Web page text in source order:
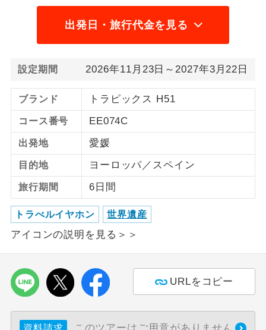
出発日・旅行代金を見る
設定期間 2026年11月23日～2027年3月22日
ブランド トラピックス H51
コース番号 EE074C
出発地 愛媛
目的地 ヨーロッパ／スペイン
旅行期間 6日間
トラべルイヤホン 世界遺産
アイコンの説明を見る＞＞
URLをコピー
コースです。
ご夫婦限定でご参加いただけるコースで
す。
女性限定
女性限定でご参加いただけるコースで
年齢制限あり
です。
航空会社指定
利用航空会社が指定なので、ご出発の計
画にとても便利です。
ホテル指定
ご紹介するホテルを指定したコースで
す。